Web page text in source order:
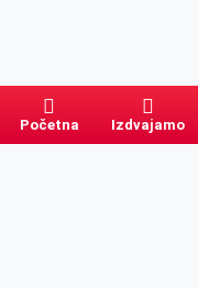
Početna Izdvajamo